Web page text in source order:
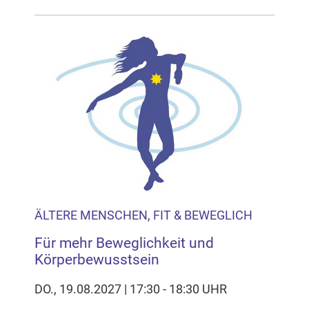
ÄLTERE MENSCHEN, FIT & BEWEGLICH
Für mehr Beweglichkeit und
Körperbewusstsein
DO., 19.08.2027 | 17:30 - 18:30 UHR